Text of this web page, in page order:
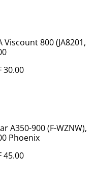
Viscount 800 (JA8201,
30.00
A350-900 (F-WZNW),
Phoenix
45.00